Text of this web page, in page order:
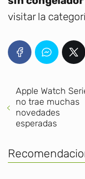
visitar la
Apple Watch
no trae muchas
novedades
esperadas